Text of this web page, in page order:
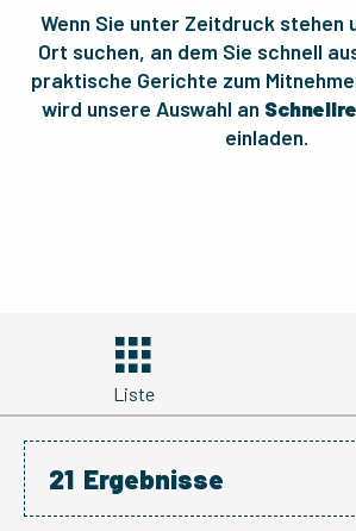
Wenn Sie unter Zeitdruck stehen
Ort suchen, an dem Sie schnell
praktische Gerichte zum
wird unsere Auswahl an
einladen.
Liste
21 Ergebnisse